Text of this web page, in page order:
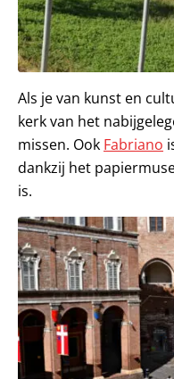
Als je van kunst en
kerk van het
missen. Ook Fabriano
dankzij het
is.